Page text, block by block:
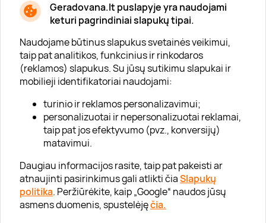
Geradovana.lt puslapyje yra naudojami
keturi pagrindiniai slapukų tipai.
Naudojame būtinus slapukus svetainės veikimui,
taip pat analitikos, funkcinius ir rinkodaros
(reklamos) slapukus. Su jūsų sutikimu slapukai ir
mobilieji identifikatoriai naudojami:
turinio ir reklamos personalizavimui;
personalizuotai ir nepersonalizuotai reklamai,
taip pat jos efektyvumo (pvz., konversijų)
matavimui.
Daugiau informacijos rasite, taip pat pakeisti ar
atnaujinti pasirinkimus gali atlikti čiaSlapukų
politika. Peržiūrėkite, kaip „Google“ naudos jūsų
asmens duomenis, spustelėjęčia.
Apie mus
Apie „Gera Dovana“
Lojalumo klubas
Karjera
Visi partneriai
Kontaktai
Tinklaraštis
Informacija